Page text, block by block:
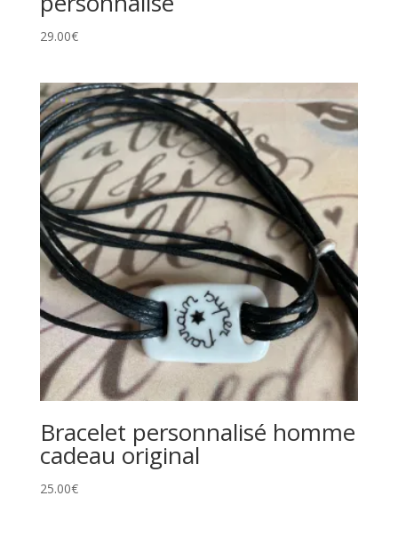
29.00€
Bracelet personnalisé homme
cadeau original
25.00€